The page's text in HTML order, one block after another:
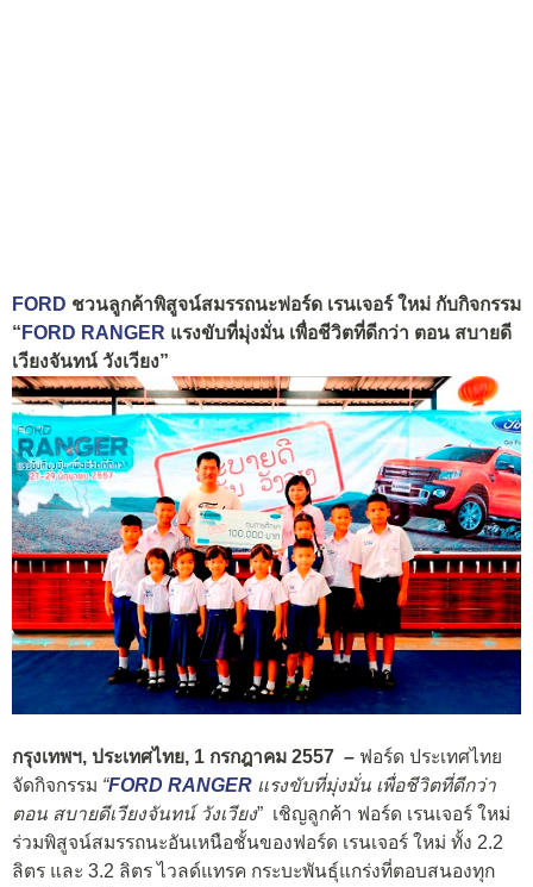
FORD ชวนลูกค้าพิสูจน์สมรรถนะฟอร์ด เรนเจอร์ ใหม่ กับกิจกรรม
“ FORD RANGER แรงขับที่มุ่งมั่น เพื่อชีวิตที่ดีกว่า ตอน สบายดี
เวียงจันทน์ วังเวียง”
กรุงเทพฯ, ประเทศไทย, 1 กรกฎาคม 2557 – ฟอร์ด ประเทศไทย
จัดกิจกรรม “FORD RANGER แรงขับที่มุ่งมั่น เพื่อชีวิตที่ดีกว่า
ตอน สบายดีเวียงจันทน์ วังเวียง” เชิญลูกค้า ฟอร์ด เรนเจอร์ ใหม่
ร่วมพิสูจน์สมรรถนะอันเหนือชั้นของฟอร์ด เรนเจอร์ ใหม่ ทั้ง 2.2
ลิตร และ 3.2 ลิตร ไวลด์แทรค กระบะพันธุ์แกร่งที่ตอบสนองทุก